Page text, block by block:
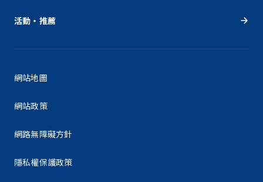
活動・推薦
網站地圖
網站政策
網路無障礙方針
隱私權保護政策